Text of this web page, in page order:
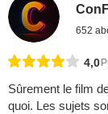
652
4,0
Sûrement le film
quoi. Les sujets